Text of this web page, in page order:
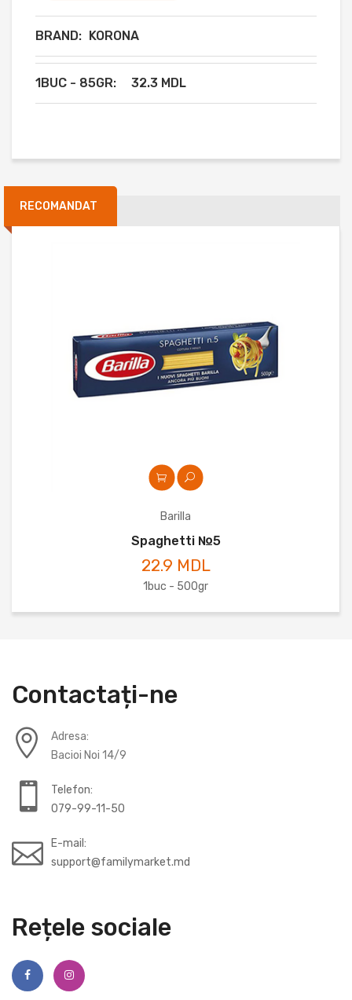
BRAND: KORONA
1BUC - 85GR: 32.3 MDL
RECOMANDAT
Barilla
Spaghetti №5
22.9 MDL
1buc - 500gr
Rețele sociale
Contactați-ne
Adresa:
Bacioi Noi 14/9
Telefon:
079-99-11-50
E-mail:
support@familymarket.md